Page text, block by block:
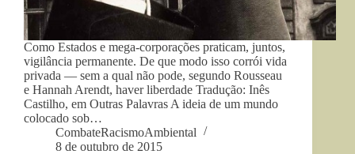
Como Estados e mega-corporações praticam, juntos,
vigilância permanente. De que modo isso corrói vida
privada — sem a qual não pode, segundo Rousseau
e Hannah Arendt, haver liberdade Tradução: Inês
Castilho, em Outras Palavras A ideia de um mundo
colocado sob…
CombateRacismoAmbiental
8 de outubro de 2015